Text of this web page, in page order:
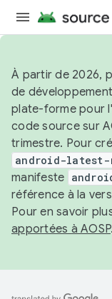
À partir de 2026,
de
plate-forme pour
code source sur
trimestre. Pour
android-latest-
manifeste
référence à la
Pour en savoir
apportées à AOSP.